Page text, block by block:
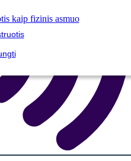
kaip fizinis asmuo